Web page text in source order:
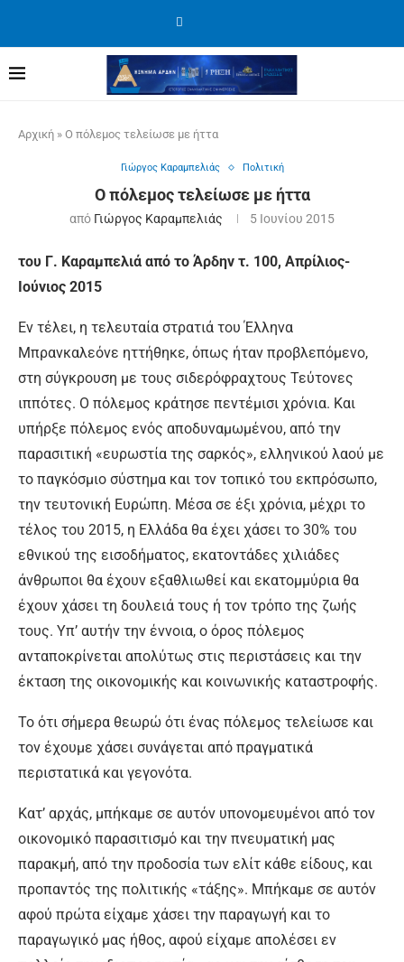
Αρχική » Ο πόλεμος τελείωσε με ήττα
Γιώργος Καραμπελιάς Πολιτική
Ο πόλεμος τελείωσε με ήττα
από Γιώργος Καραμπελιάς 5 Ιουνίου 2015
του Γ. Καραμπελιά από το Άρδην τ. 100, Απρίλιος-
Ιούνιος 2015
Εν τέλει, η τελευταία στρατιά του Έλληνα
Μπρανκαλεόνε ηττήθηκε, όπως ήταν προβλεπόμενο,
στη σύγκρουση με τους σιδερόφραχτους Τεύτονες
ιππότες. Ο πόλεμος κράτησε πεντέμισι χρόνια. Και
υπήρξε πόλεμος ενός αποδυναμωμένου, από την
παρασιτική «ευρωστία της σαρκός», ελληνικού λαού με
το παγκόσμιο σύστημα και τον τοπικό του εκπρόσωπο,
την τευτονική Ευρώπη. Μέσα σε έξι χρόνια, μέχρι το
τέλος του 2015, η Ελλάδα θα έχει χάσει το 30% του
εθνικού της εισοδήματος, εκατοντάδες χιλιάδες
άνθρωποι θα έχουν εξαθλιωθεί και εκατομμύρια θα
έχουν χάσει τη δουλειά τους ή τον τρόπο της ζωής
τους. Υπ’ αυτήν την έννοια, ο όρος πόλεμος
ανταποκρίνεται απολύτως στις περιστάσεις και την
έκταση της οικονομικής και κοινωνικής καταστροφής.
Το ότι σήμερα θεωρώ ότι ένας πόλεμος τελείωσε και
τον έχουμε χάσει συνάγεται από πραγματικά
περιστατικά και γεγονότα.
Κατ’ αρχάς, μπήκαμε σε αυτόν υπονομευμένοι από τον
οικονομικό παρασιτισμό και την πνευματική μας
παρακμή, από την προδοσία των ελίτ κάθε είδους, και
προπαντός της πολιτικής «τάξης». Μπήκαμε σε αυτόν
αφού πρώτα είχαμε χάσει την παραγωγή και το
παραγωγικό μας ήθος, αφού είχαμε απολέσει εν